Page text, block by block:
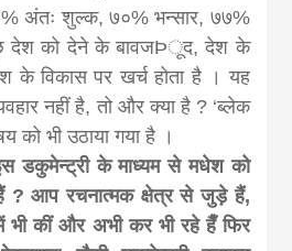
अंतः शुल्क, ७०% भन्सार, ७७%
देश को देने के बावजÞूद, देश के
के विकास पर खर्च होता है । यह
नहीं है, तो और क्या है ? ‘ब्लेक
को भी उठाया गया है ।
के माध्यम से मधेश को
? आप रचनात्मक क्षेत्र से जुड़े हैं,
भी कीं और अभी कर भी रहे हैँ फिर